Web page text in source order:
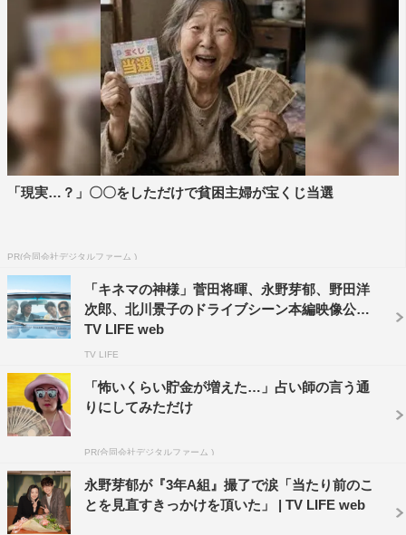
「現実…？」〇〇をしただけで貧困主婦が宝くじ当選
PR(合同会社デジタルファーム )
「キネマの神様」菅田将暉、永野芽郁、野田洋
次郎、北川景子のドライブシーン本編映像公開 |
TV LIFE web
TV LIFE
「怖いくらい貯金が増えた…」占い師の言う通
りにしてみただけ
PR(合同会社デジタルファーム )
永野芽郁が『3年A組』撮了で涙「当たり前のこ
とを見直すきっかけを頂いた」 | TV LIFE web